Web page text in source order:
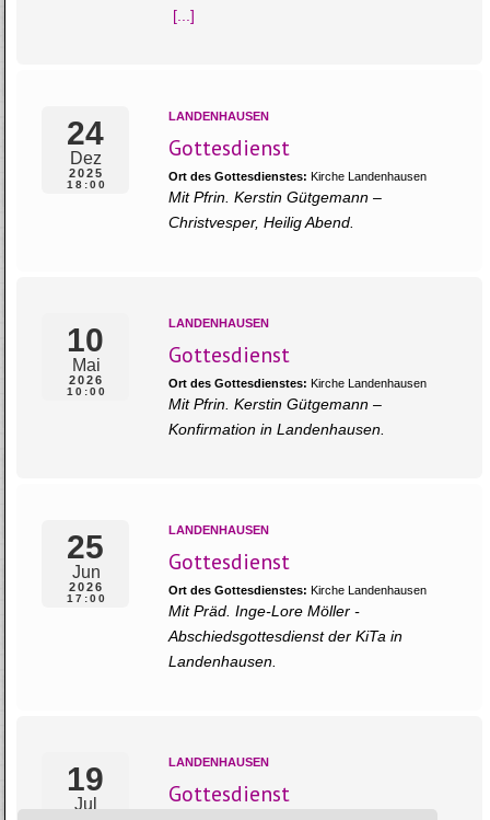
[...]
24
Dez
2025
18:00
LANDENHAUSEN
Gottesdienst
Ort des Gottesdienstes: Kirche Landenhausen
Mit Pfrin. Kerstin Gütgemann –
Christvesper, Heilig Abend.
10
Mai
2026
10:00
LANDENHAUSEN
Gottesdienst
Ort des Gottesdienstes: Kirche Landenhausen
Mit Pfrin. Kerstin Gütgemann –
Konfirmation in Landenhausen.
25
Jun
2026
17:00
LANDENHAUSEN
Gottesdienst
Ort des Gottesdienstes: Kirche Landenhausen
Mit Präd. Inge-Lore Möller -
Abschiedsgottesdienst der KiTa in
Landenhausen.
19
Jul
LANDENHAUSEN
Gottesdienst